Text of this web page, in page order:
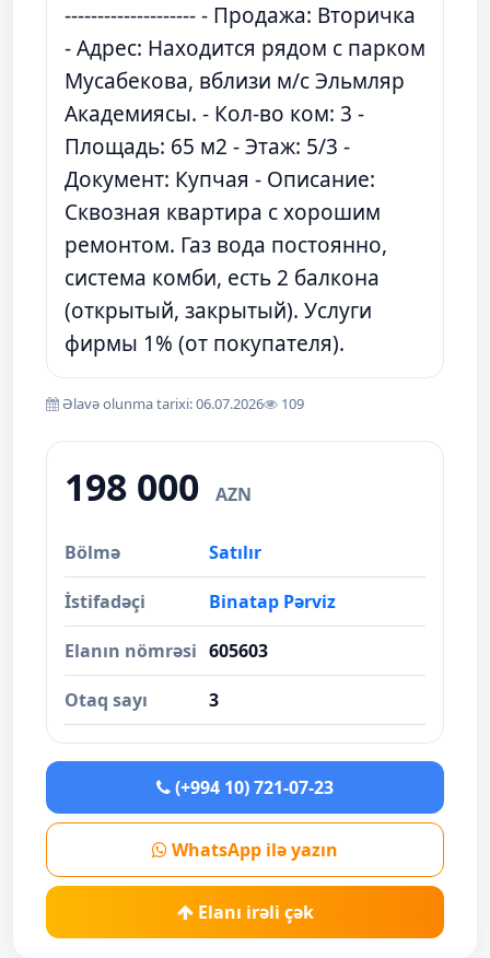
-------------------- - Продажа: Вторичка
- Адрес: Находится рядом с парком
Мусабекова, вблизи м/с Эльмляр
Академиясы. - Кол-во ком: 3 -
Площадь: 65 м2 - Этаж: 5/3 -
Документ: Купчая - Описание:
Сквозная квартира с хорошим
ремонтом. Газ вода постоянно,
система комби, есть 2 балкона
(открытый, закрытый). Услуги
фирмы 1% (от покупателя).
Əlavə olunma tarixi: 06.07.2026 109
198 000 AZN
Bölmə Satılır
İstifadəçi Binatap Pərviz
Elanın nömrəsi 605603
Otaq sayı 3
(+994 10) 721-07-23
WhatsApp ilə yazın
Elanı irəli çək